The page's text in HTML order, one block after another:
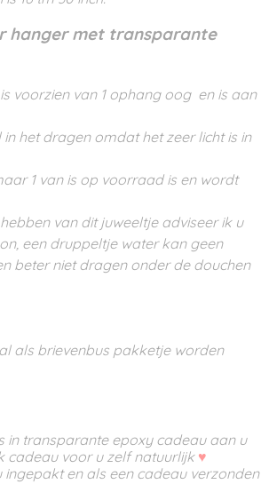
hanger met transparante
voorzien van 1 ophang oog en is aan
het dragen omdat het zeer licht is in
1 van is op voorraad is en wordt
van dit juweeltje adviseer ik u
een druppeltje water kan geen
beter niet dragen onder de douchen
als brievenbus pakketje worden
in transparante epoxy cadeau aan u
cadeau voor u zelf natuurlijk ♥
en als een cadeau verzonden